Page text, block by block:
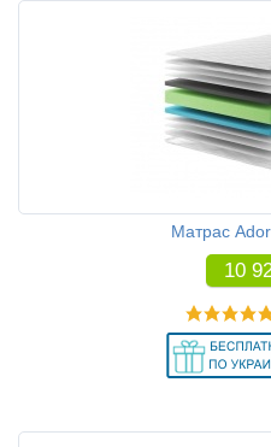
Матрас
10